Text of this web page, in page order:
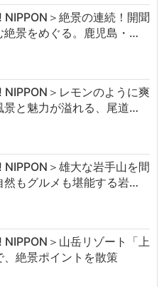
NIPPON＞絶景の連続！開聞
絶景をめぐる。鹿児島・…
NIPPON＞レモンのように爽
景と魅力が溢れる、尾道…
NIPPON＞雄大な岩手山を間
然もグルメも堪能する岩…
NIPPON＞山岳リゾート「上
、絶景ポイントを散策